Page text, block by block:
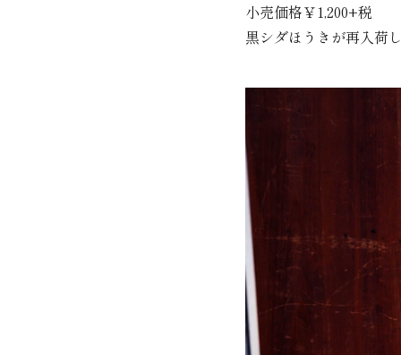
小売価格￥1,200+税
黒シダほうきが再入荷